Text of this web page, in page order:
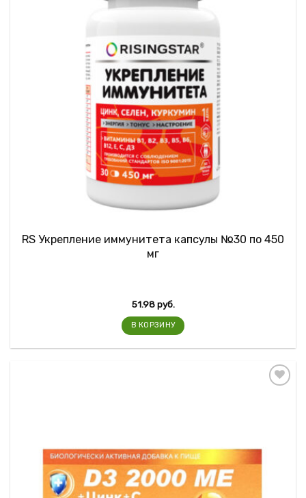
RS Укрепление иммунитета капсулы №30 по 450
мг
51.98руб.
В КОРЗИНУ